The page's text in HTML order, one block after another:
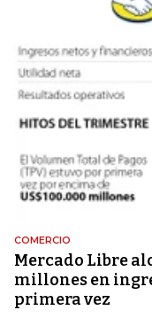
COMERCIO
Mercado Libre
millones en
primera vez